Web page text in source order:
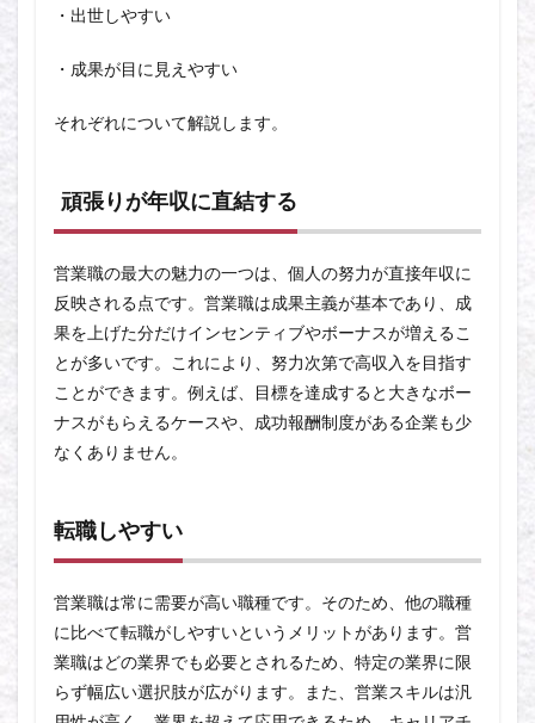
・出世しやすい
・成果が目に見えやすい
それぞれについて解説します。
頑張りが年収に直結する
営業職の最大の魅力の一つは、個人の努力が直接年収に
反映される点です。営業職は成果主義が基本であり、成
果を上げた分だけインセンティブやボーナスが増えるこ
とが多いです。これにより、努力次第で高収入を目指す
ことができます。例えば、目標を達成すると大きなボー
ナスがもらえるケースや、成功報酬制度がある企業も少
なくありません。
転職しやすい
営業職は常に需要が高い職種です。そのため、他の職種
に比べて転職がしやすいというメリットがあります。営
業職はどの業界でも必要とされるため、特定の業界に限
らず幅広い選択肢が広がります。また、営業スキルは汎